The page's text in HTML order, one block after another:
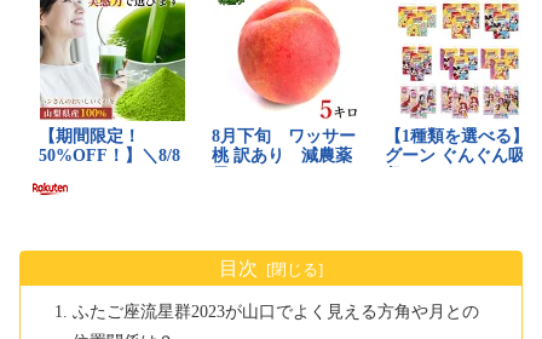
目次
ふたご座流星群2023が山口でよく見える方角や月との